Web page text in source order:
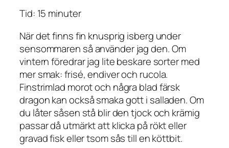
Tid: 15 minuter
När det finns fin knusprig isberg under
sensommaren så använder jag den. Om
vintern föredrar jag lite beskare sorter med
mer smak: frisé, endiver och rucola.
Finstrimlad morot och några blad färsk
dragon kan också smaka gott i salladen. Om
du låter såsen stå blir den tjock och krämig
passar då utmärkt att klicka på rökt eller
gravad fisk eller tsom sås till en köttbit.